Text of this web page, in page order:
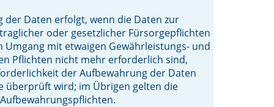
der Daten erfolgt, wenn die Daten zur
oder gesetzlicher Fürsorgepflichten
Umgang mit etwaigen Gewährleistungs- und
Pflichten nicht mehr erforderlich sind,
der Aufbewahrung der Daten
überprüft wird; im Übrigen gelten die